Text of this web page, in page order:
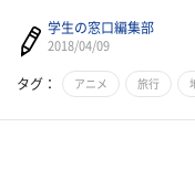
学生の窓口編集部
2018/04/09
タグ： アニメ 旅行